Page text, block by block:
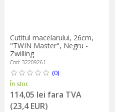
Cutitul macelarului, 26cm,
"TWIN Master", Negru -
Zwilling
Cod: 32209261
(0)
În stoc
114,05 lei fara TVA
(23,4 EUR)